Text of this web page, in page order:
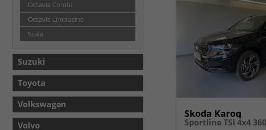
Skoda Karoq
Octavia Combi
Octavia Limousine
Scala
Suzuki
Toyota
Volkswagen
Volvo